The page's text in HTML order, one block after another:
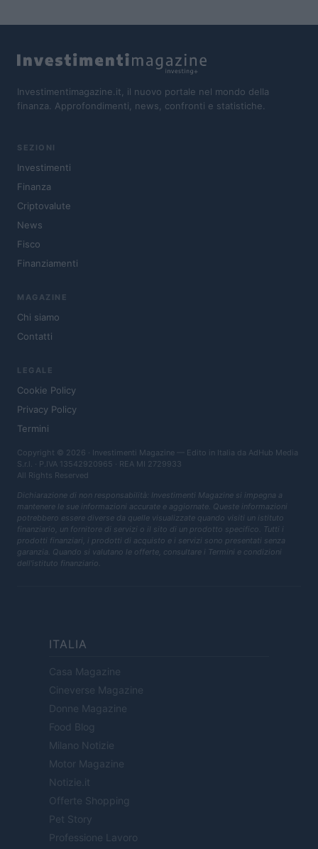
Investimentimagazine.it, il nuovo portale nel mondo della
finanza. Approfondimenti, news, confronti e statistiche.
SEZIONI
Investimenti
Finanza
Criptovalute
News
Fisco
Finanziamenti
MAGAZINE
Chi siamo
Contatti
LEGALE
Cookie Policy
Privacy Policy
Termini
Copyright © 2026 · Investimenti Magazine — Edito in Italia da AdHub Media
S.r.l. · P.IVA 13542920965 · REA MI 2729933
All Rights Reserved
Dichiarazione di non responsabilità: Investimenti Magazine si impegna a
mantenere le sue informazioni accurate e aggiornate. Queste informazioni
potrebbero essere diverse da quelle visualizzate quando visiti un istituto
finanziario, un fornitore di servizi o il sito di un prodotto specifico. Tutti i
prodotti finanziari, i prodotti di acquisto e i servizi sono presentati senza
garanzia. Quando si valutano le offerte, consultare i Termini e condizioni
dell'istituto finanziario.
ITALIA
Casa Magazine
Cineverse Magazine
Donne Magazine
Food Blog
Milano Notizie
Motor Magazine
Notizie.it
Offerte Shopping
Pet Story
Professione Lavoro